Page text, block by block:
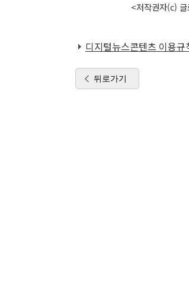
<저작권자(c)
디지털뉴스콘텐츠 이용규
뒤로가기